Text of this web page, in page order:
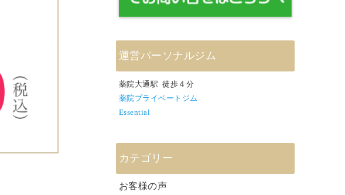
運営パーソナルジム
薬院大通駅 徒歩４分
薬院プライベートジム
Essential
カテゴリー
お客様の声